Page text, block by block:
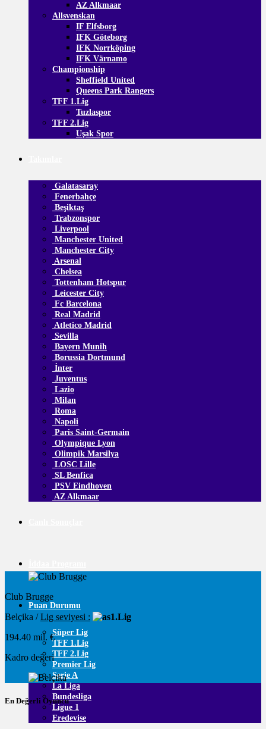
AZ Alkmaar
Allsvenskan
IF Elfsborg
IFK Göteborg
IFK Norrköping
IFK Värnamo
Championship
Sheffield United
Queens Park Rangers
TFF 1.Lig
Tuzlaspor
TFF 2.Lig
Uşak Spor
Galatasaray
Fenerbahçe
Beşiktaş
Trabzonspor
Liverpool
Manchester United
Manchester City
Arsenal
Chelsea
Tottenham Hotspur
Leicester City
Fc Barcelona
Real Madrid
Atletico Madrid
Sevilla
Bayern Munih
Borussia Dortmund
İnter
Juventus
Lazio
Milan
Roma
Napoli
Paris Saint-Germain
Olympique Lyon
Olimpik Marsilya
LOSC Lille
SL Benfica
PSV Eindhoven
AZ Alkmaar
Puan Durumu
Süper Lig
TFF 1.Lig
TFF 2.Lig
Premier Lig
Serie A
La Liga
Bundesliga
Ligue 1
Eredevise
Club Brugge
Belçika /Lig seviyesi :
1.Lig
194.40 mil. €
Kadro değeri
En Değerli Oyuncu